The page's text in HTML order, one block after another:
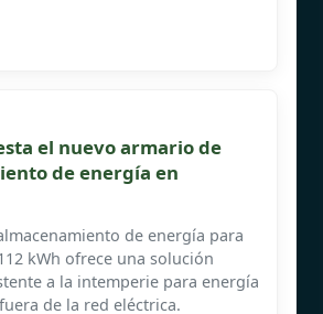
el nuevo armario de
de energía en
de energía para
kWh ofrece una solución
a la intemperie para energía
de la red eléctrica.